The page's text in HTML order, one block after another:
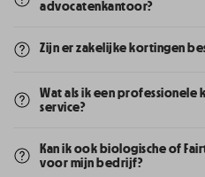
advocatenkantoor?
Zijn er zakelijke kortingen
Wat als ik een professionele
service?
Kan ik ook biologische of
voor mijn bedrijf?